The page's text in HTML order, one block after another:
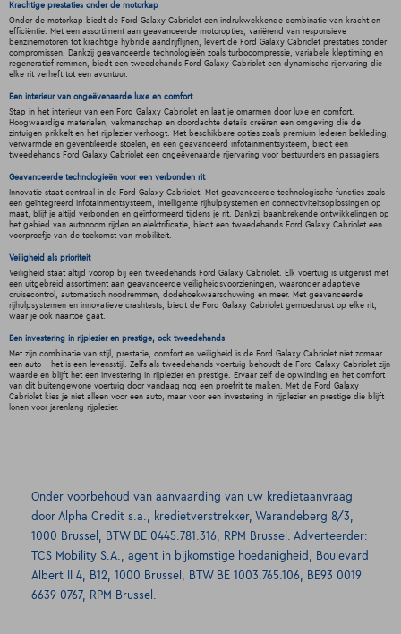
Krachtige prestaties onder de motorkap
Onder de motorkap biedt de Ford Galaxy Cabriolet een indrukwekkende combinatie van kracht en
efficiëntie. Met een assortiment aan geavanceerde motoropties, variërend van responsieve
benzinemotoren tot krachtige hybride aandrijflijnen, levert de Ford Galaxy Cabriolet prestaties zonder
compromissen. Dankzij geavanceerde technologieën zoals turbocompressie, variabele kleptiming en
regeneratief remmen, biedt een tweedehands Ford Galaxy Cabriolet een dynamische rijervaring die
elke rit verheft tot een avontuur.
Een interieur van ongeëvenaarde luxe en comfort
Stap in het interieur van een Ford Galaxy Cabriolet en laat je omarmen door luxe en comfort.
Hoogwaardige materialen, vakmanschap en doordachte details creëren een omgeving die de
zintuigen prikkelt en het rijplezier verhoogt. Met beschikbare opties zoals premium lederen bekleding,
verwarmde en geventileerde stoelen, en een geavanceerd infotainmentsysteem, biedt een
tweedehands Ford Galaxy Cabriolet een ongeëvenaarde rijervaring voor bestuurders en passagiers.
Geavanceerde technologieën voor een verbonden rit
Innovatie staat centraal in de Ford Galaxy Cabriolet. Met geavanceerde technologische functies zoals
een geïntegreerd infotainmentsysteem, intelligente rijhulpsystemen en connectiviteitsoplossingen op
maat, blijf je altijd verbonden en geïnformeerd tijdens je rit. Dankzij baanbrekende ontwikkelingen op
het gebied van autonoom rijden en elektrificatie, biedt een tweedehands Ford Galaxy Cabriolet een
voorproefje van de toekomst van mobiliteit.
Veiligheid als prioriteit
Veiligheid staat altijd voorop bij een tweedehands Ford Galaxy Cabriolet. Elk voertuig is uitgerust met
een uitgebreid assortiment aan geavanceerde veiligheidsvoorzieningen, waaronder adaptieve
cruisecontrol, automatisch noodremmen, dodehoekwaarschuwing en meer. Met geavanceerde
rijhulpsystemen en innovatieve crashtests, biedt de Ford Galaxy Cabriolet gemoedsrust op elke rit,
waar je ook naartoe gaat.
Een investering in rijplezier en prestige, ook tweedehands
Met zijn combinatie van stijl, prestatie, comfort en veiligheid is de Ford Galaxy Cabriolet niet zomaar
een auto - het is een levensstijl. Zelfs als tweedehands voertuig behoudt de Ford Galaxy Cabriolet zijn
waarde en blijft het een investering in rijplezier en prestige. Ervaar zelf de opwinding en het comfort
van dit buitengewone voertuig door vandaag nog een proefrit te maken. Met de Ford Galaxy
Cabriolet kies je niet alleen voor een auto, maar voor een investering in rijplezier en prestige die blijft
lonen voor jarenlang rijplezier.
Onder voorbehoud van aanvaarding van uw kredietaanvraag
door Alpha Credit s.a., kredietverstrekker, Warandeberg 8/3,
1000 Brussel, BTW BE 0445.781.316, RPM Brussel. Adverteerder:
TCS Mobility S.A., agent in bijkomstige hoedanigheid, Boulevard
Albert II 4, B12, 1000 Brussel, BTW BE 1003.765.106, BE93 0019
6639 0767, RPM Brussel.